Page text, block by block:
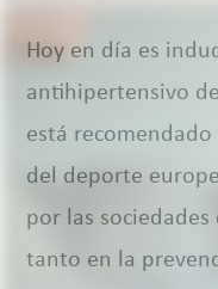
Hoy en día es
antihipertensivo
está
del deporte
por las
tanto en la